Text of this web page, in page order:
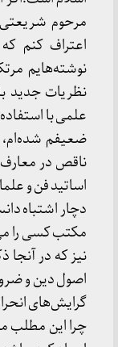
مرحوم شریعتی
اعتراف کنم
نوشته‌هایم
نظریات جدید
علمی با
ضعیفم
ناقص در معارف
اساتید فن و
دچار اشتباه
مکتب کسی را
نیز که در آنجا
اصول دین و
گرایش‌های
چرا این مطلب